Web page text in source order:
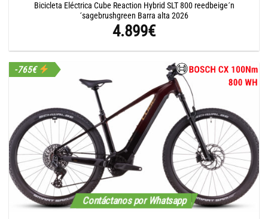
Bicicleta Eléctrica Cube Reaction Hybrid SLT 800 reedbeige´n
´sagebrushgreen Barra alta 2026
4.899€
Contáctanos por Whatsapp
-765€